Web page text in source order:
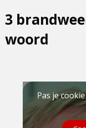
3
woord
Pas je